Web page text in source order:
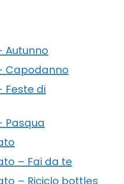
Autunno
Capodanno
Feste di
Pasqua
– Fai da te
– Riciclo bottles